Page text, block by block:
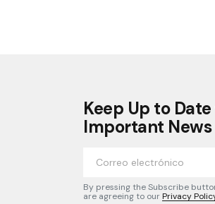
Keep Up to
Important News
By pressing the Subscribe
are agreeing to ourPrivacy